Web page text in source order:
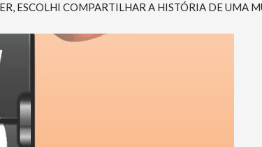
ESCOLHI COMPARTILHAR A HISTÓRIA DE UMA